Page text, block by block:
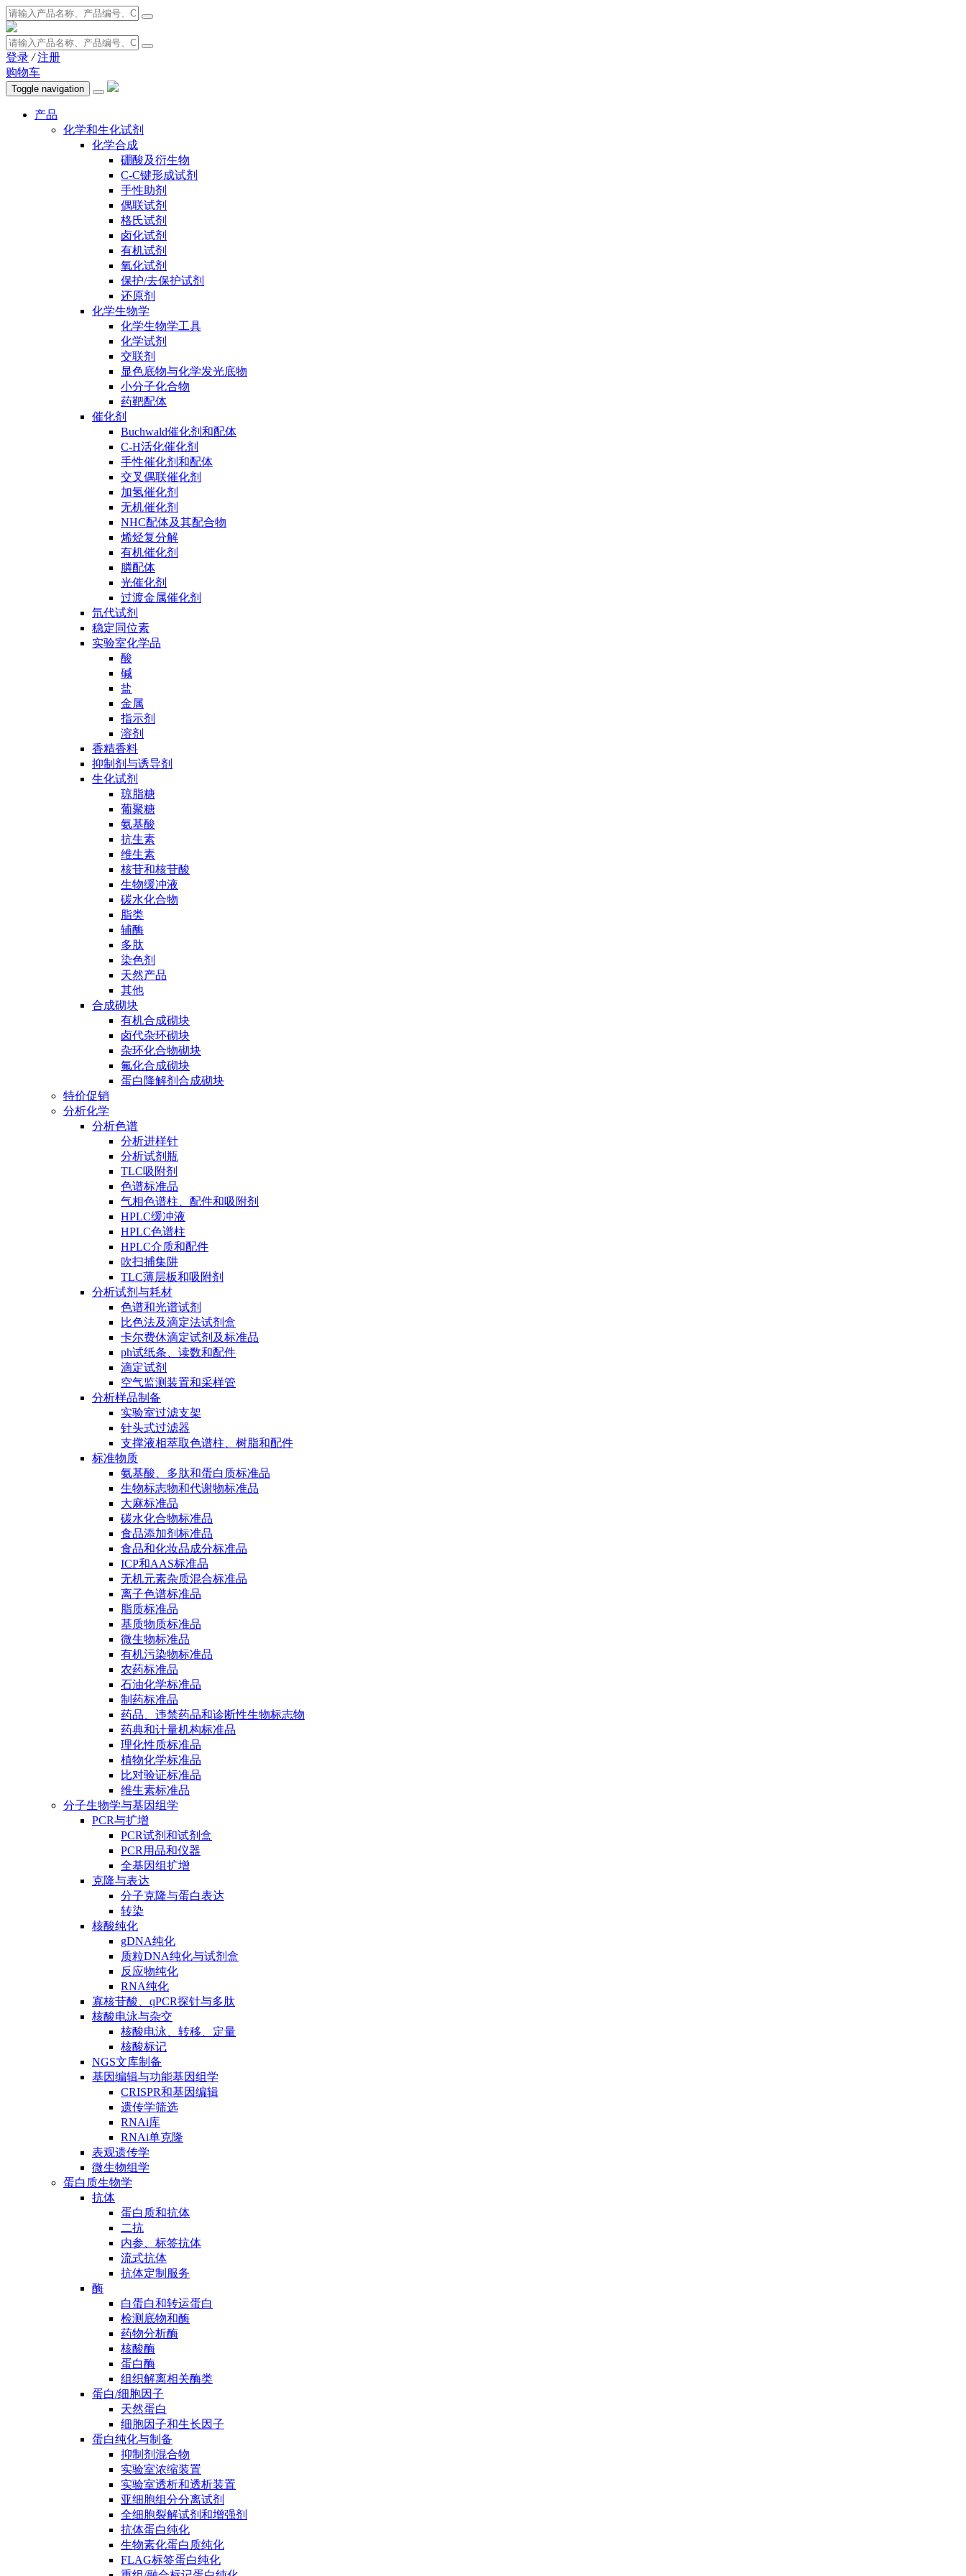
登录 / 注册
购物车
Toggle navigation
产品
化学和生化试剂
化学合成
硼酸及衍生物
C-C键形成试剂
手性助剂
偶联试剂
格氏试剂
卤化试剂
有机试剂
氧化试剂
保护/去保护试剂
还原剂
化学生物学
化学生物学工具
化学试剂
交联剂
显色底物与化学发光底物
小分子化合物
药靶配体
催化剂
Buchwald催化剂和配体
C-H活化催化剂
手性催化剂和配体
交叉偶联催化剂
加氢催化剂
无机催化剂
NHC配体及其配合物
烯烃复分解
有机催化剂
膦配体
光催化剂
过渡金属催化剂
氘代试剂
稳定同位素
实验室化学品
酸
碱
盐
金属
指示剂
溶剂
香精香料
抑制剂与诱导剂
生化试剂
琼脂糖
葡聚糖
氨基酸
抗生素
维生素
核苷和核苷酸
生物缓冲液
碳水化合物
脂类
辅酶
多肽
染色剂
天然产品
其他
合成砌块
有机合成砌块
卤代杂环砌块
杂环化合物砌块
氟化合成砌块
蛋白降解剂合成砌块
特价促销
分析化学
分析色谱
分析进样针
分析试剂瓶
TLC吸附剂
色谱标准品
气相色谱柱、配件和吸附剂
HPLC缓冲液
HPLC色谱柱
HPLC介质和配件
吹扫捕集阱
TLC薄层板和吸附剂
分析试剂与耗材
色谱和光谱试剂
比色法及滴定法试剂盒
卡尔费休滴定试剂及标准品
ph试纸条、读数和配件
滴定试剂
空气监测装置和采样管
分析样品制备
实验室过滤支架
针头式过滤器
支撑液相萃取色谱柱、树脂和配件
标准物质
氨基酸、多肽和蛋白质标准品
生物标志物和代谢物标准品
大麻标准品
碳水化合物标准品
食品添加剂标准品
食品和化妆品成分标准品
ICP和AAS标准品
无机元素杂质混合标准品
离子色谱标准品
脂质标准品
基质物质标准品
微生物标准品
有机污染物标准品
农药标准品
石油化学标准品
制药标准品
药品、违禁药品和诊断性生物标志物
药典和计量机构标准品
理化性质标准品
植物化学标准品
比对验证标准品
维生素标准品
分子生物学与基因组学
PCR与扩增
PCR试剂和试剂盒
PCR用品和仪器
全基因组扩增
克隆与表达
分子克隆与蛋白表达
转染
核酸纯化
gDNA纯化
质粒DNA纯化与试剂盒
反应物纯化
RNA纯化
寡核苷酸、qPCR探针与多肽
核酸电泳与杂交
核酸电泳、转移、定量
核酸标记
NGS文库制备
基因编辑与功能基因组学
CRISPR和基因编辑
遗传学筛选
RNAi库
RNAi单克隆
表观遗传学
微生物组学
蛋白质生物学
抗体
蛋白质和抗体
二抗
内参、标签抗体
流式抗体
抗体定制服务
酶
白蛋白和转运蛋白
检测底物和酶
药物分析酶
核酸酶
蛋白酶
组织解离相关酶类
蛋白/细胞因子
天然蛋白
细胞因子和生长因子
蛋白纯化与制备
抑制剂混合物
实验室浓缩装置
实验室透析和透析装置
亚细胞组分分离试剂
全细胞裂解试剂和增强剂
抗体蛋白纯化
生物素化蛋白质纯化
FLAG标签蛋白纯化